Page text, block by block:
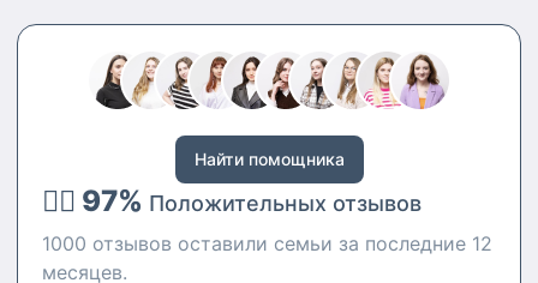
все что еще может быть нужно
Найти помощника
👍🏻 97% Положительных отзывов
1000 отзывов оставили семьи за последние 12
месяцев.